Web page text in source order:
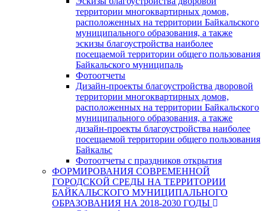
территории многоквартирных домов,
расположенных на территории Байкальского
муниципального образования, а также
эскизы благоустройства наиболее
посещаемой территории общего пользования
Байкальского муниципаль
Фотоотчеты
Дизайн-проекты благоустройства дворовой
территории многоквартирных домов,
расположенных на территории Байкальского
муниципального образования, а также
дизайн-проекты благоустройства наиболее
посещаемой территории общего пользования
Байкальс
Фотоотчеты с праздников открытия
ФОРМИРОВАНИЯ СОВРЕМЕННОЙ
ГОРОДСКОЙ СРЕДЫ НА ТЕРРИТОРИИ
БАЙКАЛЬСКОГО МУНИЦИПАЛЬНОГО
ОБРАЗОВАНИЯ НА 2018-2030 ГОДЫ